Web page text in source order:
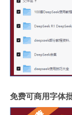
免费可商用字体